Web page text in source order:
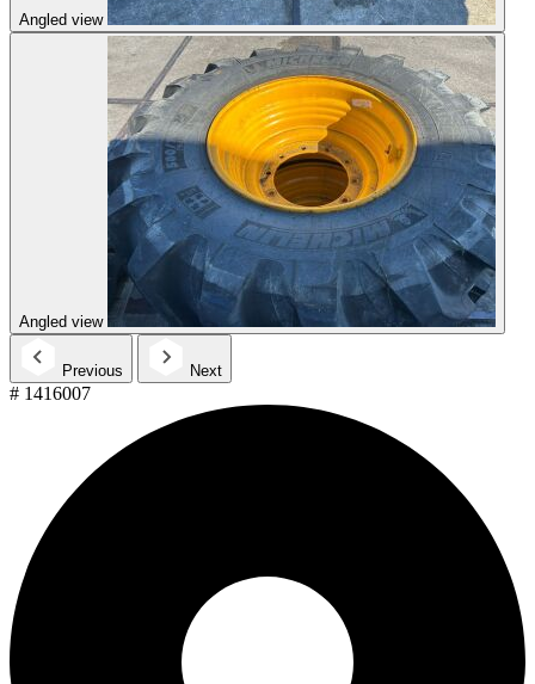
Angled view
Angled view
Previous Next
# 1416007